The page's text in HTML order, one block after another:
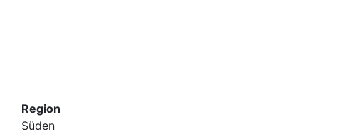
Region
Süden